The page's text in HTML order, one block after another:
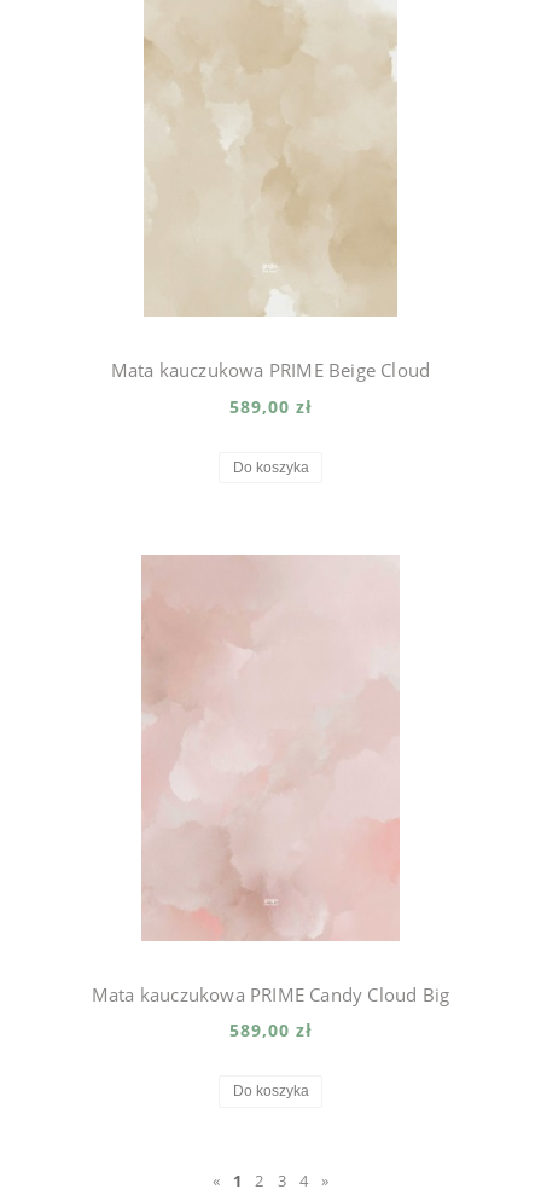
Mata kauczukowa PRIME Beige Cloud
589,00 zł
Do koszyka
Mata kauczukowa PRIME Candy Cloud Big
589,00 zł
Do koszyka
« 1 2 3 4 »